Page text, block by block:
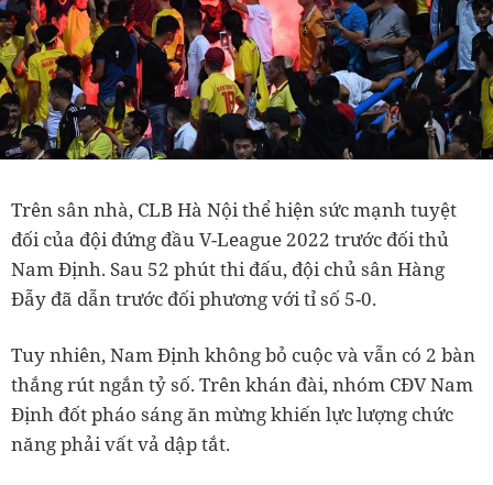
Trên sân nhà, CLB Hà Nội thể hiện sức mạnh tuyệt
đối của đội đứng đầu V-League 2022 trước đối thủ
Nam Định. Sau 52 phút thi đấu, đội chủ sân Hàng
Đẫy đã dẫn trước đối phương với tỉ số 5-0.
Tuy nhiên, Nam Định không bỏ cuộc và vẫn có 2 bàn
thắng rút ngắn tỷ số. Trên khán đài, nhóm CĐV Nam
Định đốt pháo sáng ăn mừng khiến lực lượng chức
năng phải vất vả dập tắt.